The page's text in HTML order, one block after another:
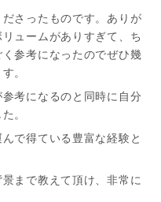
さったものです。ありが
ュームがありすぎて、ち
参考になったのでぜひ幾
。
考になるのと同時に自分
。
で得ている豊富な経験と
まで教えて頂け、非常に